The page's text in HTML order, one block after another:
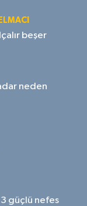
beşer
neden
güçlü nefes